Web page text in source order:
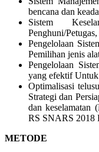
bencana dan
Sistem
Penghuni/
Pengelolaan
Pemilihan jenis
Pengelolaan
yang efektif
Optimalisasi
Strategi dan
dan keselamatan
RS SNARS 2018
METODE